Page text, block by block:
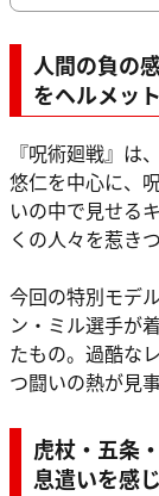
人間の負の
をヘルメッ
『呪術廻戦』は
悠仁を中心に、
いの中で見せる
くの人々を惹き
今回の特別モデ
ン・ミル選手が
たもの。過酷な
つ闘いの熱が見
虎杖・五条
息遣いを感